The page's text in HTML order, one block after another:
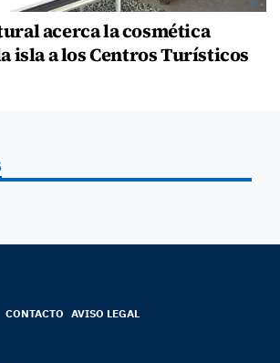
acerca la cosmética
isla a los Centros Turísticos
CONTACTO AVISO LEGAL